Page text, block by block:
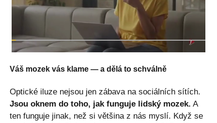
Váš mozek vás klame — a dělá to schválně
Optické iluze nejsou jen zábava na sociálních sítích.
Jsou oknem do toho, jak funguje lidský mozek. A
ten funguje jinak, než si většina z nás myslí. Když se